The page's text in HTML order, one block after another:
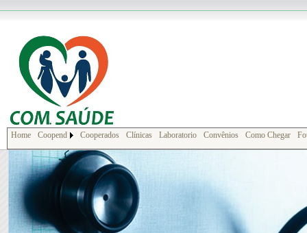
Home Coopend Cooperados Clínicas Laboratorio Convênios Como Chegar